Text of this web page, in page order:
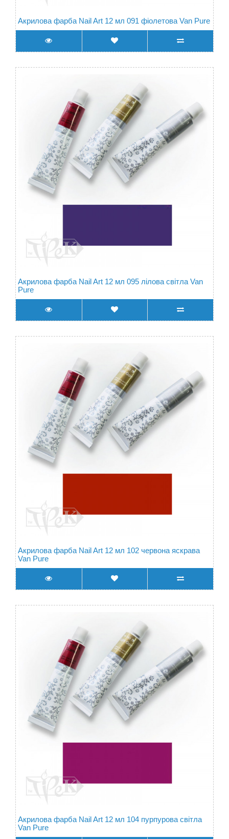
Акрилова фарба Nail Art 12 мл 091 фіолетова Van Pure
Акрилова фарба Nail Art 12 мл 095 лілова світла Van
Pure
Акрилова фарба Nail Art 12 мл 102 червона яскрава
Van Pure
Акрилова фарба Nail Art 12 мл 104 пурпурова світла
Van Pure